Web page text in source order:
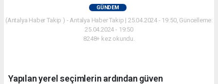
GÜNDEM
(Antalya Haber Takip ) - Antalya Haber Takip | 25.04.2024 - 19:50, Güncelleme:
25.04.2024 - 19:50
8248+ kez okundu.
Yapılan yerel seçimlerin ardından güven